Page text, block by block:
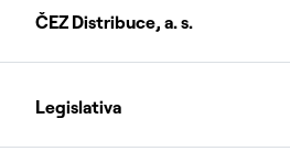
ČEZ Distribuce, a. s.
Legislativa